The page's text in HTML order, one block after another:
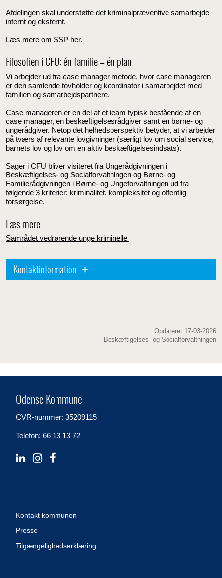
Afdelingen skal understøtte det kriminalpræventive samarbejde
internt og eksternt.
Læs mere om SSP her.
Filosofien i CFU: én familie – én plan
Vi arbejder ud fra case manager metode, hvor case manageren
er den samlende tovholder og koordinator i samarbejdet med
familien og samarbejdspartnere.
Case manageren er en del af et team typisk bestående af en
case manager, en beskæftigelsesrådgiver samt en børne- og
ungerådgiver. Netop det helhedsperspektiv betyder, at vi arbejder
på tværs af relevante lovgivninger (særligt lov om social service,
barnets lov og lov om en aktiv beskæftigelsesindsats).
Sager i CFU bliver visiteret fra Ungerådgivningen i
Beskæftigelses- og Socialforvaltningen og Børne- og
Familierådgivningen i Børne- og Ungeforvaltningen ud fra
følgende 3 kriterier: kriminalitet, kompleksitet og offentlig
forsørgelse.
Læs mere
Samrådet vedrørende unge kriminelle
Kontaktinformation
Opdateret 17-03-2026
Beskæftigelses- og Socialforvaltningen
Odense Kommune
CVR-nummer: 35209115
Telefon: 66 13 13 72
Kontakt kommunen
Presse
Tilgængelighedserklæring